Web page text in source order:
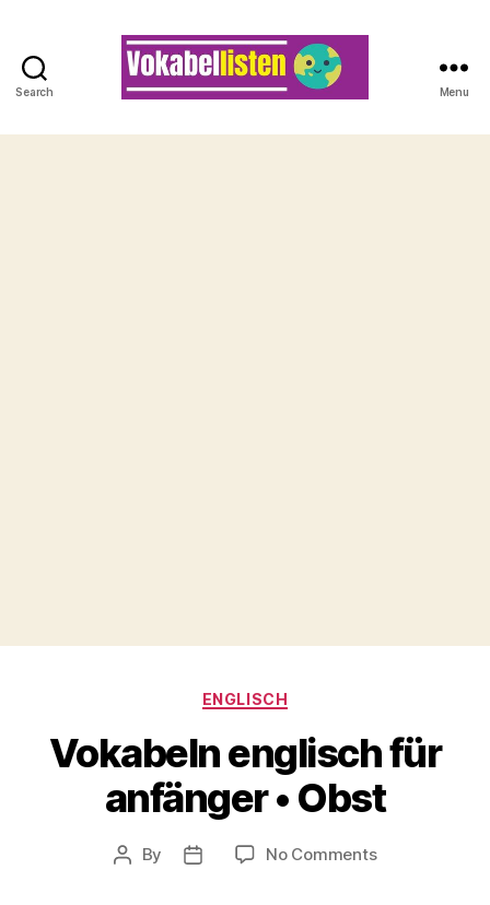
Search Menu
Categories
ENGLISCH
Vokabeln englisch für
anfänger • Obst
Post
By
Post
No Commentson